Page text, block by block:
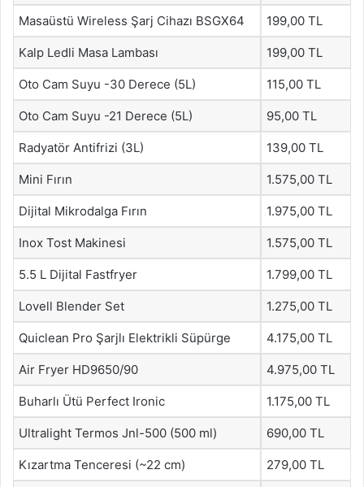
Masaüstü Wireless Şarj Cihazı BSGX64 199,00 TL
Kalp Ledli Masa Lambası 199,00 TL
Oto Cam Suyu -30 Derece (5L) 115,00 TL
Oto Cam Suyu -21 Derece (5L) 95,00 TL
Radyatör Antifrizi (3L) 139,00 TL
Mini Fırın 1.575,00 TL
Dijital Mikrodalga Fırın 1.975,00 TL
Inox Tost Makinesi 1.575,00 TL
5.5 L Dijital Fastfryer 1.799,00 TL
Lovell Blender Set 1.275,00 TL
Quiclean Pro Şarjlı Elektrikli Süpürge 4.175,00 TL
Air Fryer HD9650/90 4.975,00 TL
Buharlı Ütü Perfect Ironic 1.175,00 TL
Ultralight Termos Jnl-500 (500 ml) 690,00 TL
Kızartma Tenceresi (~22 cm) 279,00 TL